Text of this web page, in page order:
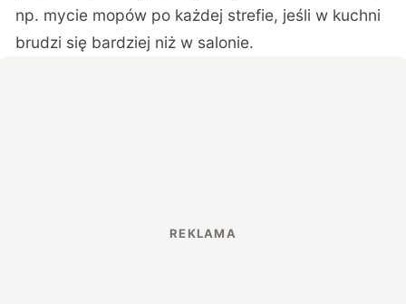
np. mycie mopów po każdej strefie, jeśli w kuchni
brudzi się bardziej niż w salonie.